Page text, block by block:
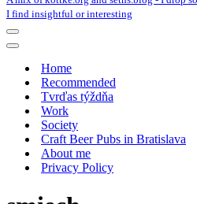
I find insightful or interesting
Navigation
Menu
Navigation
Home
Recommended
Tvrďas týždňa
Work
Society
Craft Beer Pubs in Bratislava
About me
Privacy Policy